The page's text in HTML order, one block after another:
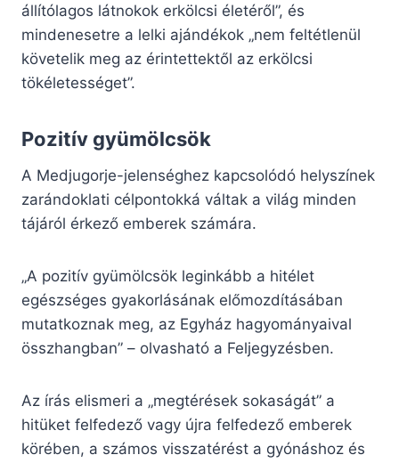
állítólagos látnokok erkölcsi életéről”, és
mindenesetre a lelki ajándékok „nem feltétlenül
követelik meg az érintettektől az erkölcsi
tökéletességet”.
Pozitív gyümölcsök
A Medjugorje-jelenséghez kapcsolódó helyszínek
zarándoklati célpontokká váltak a világ minden
tájáról érkező emberek számára.
„A pozitív gyümölcsök leginkább a hitélet
egészséges gyakorlásának előmozdításában
mutatkoznak meg, az Egyház hagyományaival
összhangban” – olvasható a Feljegyzésben.
Az írás elismeri a „megtérések sokaságát” a
hitüket felfedező vagy újra felfedező emberek
körében, a számos visszatérést a gyónáshoz és